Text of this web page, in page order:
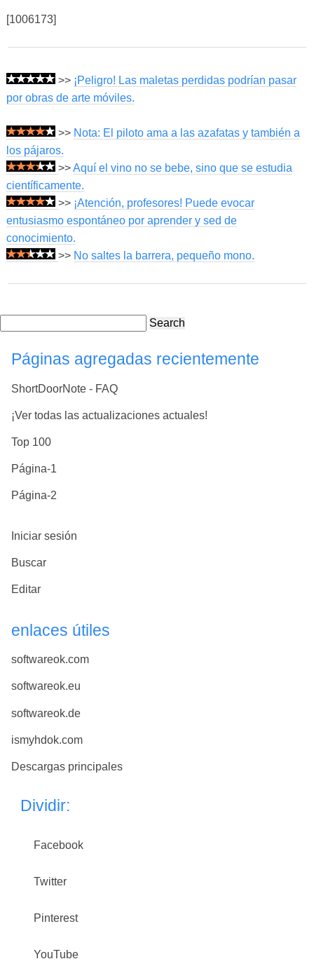
[1006173]
>> ¡Peligro! Las maletas perdidas podrían pasar
por obras de arte móviles.
>> Nota: El piloto ama a las azafatas y también a
los pájaros.
>>Aquí el vino no se bebe, sino que se estudia
científicamente.
>> ¡Atención, profesores! Puede evocar
entusiasmo espontáneo por aprender y sed de
conocimiento.
>> No saltes la barrera, pequeño mono.
Search
Páginas agregadas recientemente
ShortDoorNote - FAQ
¡Ver todas las actualizaciones actuales!
Top 100
Página-1
Página-2
Iniciar sesión
Buscar
Editar
enlaces útiles
softwareok.com
softwareok.eu
softwareok.de
ismyhdok.com
Descargas principales
Dividir:
Facebook
Twitter
Pinterest
YouTube